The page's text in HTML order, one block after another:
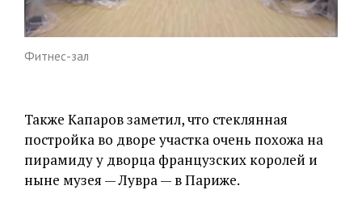
Фитнес-зал
Также Капаров заметил, что стеклянная
постройка во дворе участка очень похожа на
пирамиду у дворца французских королей и
ныне музея — Лувра — в Париже.